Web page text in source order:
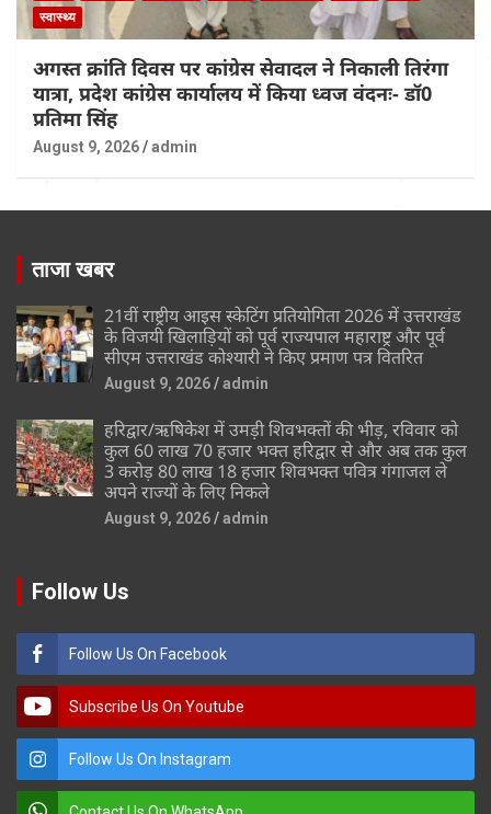
स्वास्थ्य
अगस्त क्रांति दिवस पर कांग्रेस सेवादल ने निकाली तिरंगा
यात्रा, प्रदेश कांग्रेस कार्यालय में किया ध्वज वंदनः- डॉ0
प्रतिमा सिंह
August 9, 2026 admin
ताजा खबर
21वीं राष्ट्रीय आइस स्केटिंग प्रतियोगिता 2026 में उत्तराखंड
के विजयी खिलाड़ियों को पूर्व राज्यपाल महाराष्ट्र और पूर्व
सीएम उत्तराखंड कोश्यारी ने किए प्रमाण पत्र वितरित
August 9, 2026 admin
हरिद्वार/ऋषिकेश में उमड़ी शिवभक्तों की भीड़, रविवार को
कुल 60 लाख 70 हजार भक्त हरिद्वार से और अब तक कुल
3 करोड़ 80 लाख 18 हजार शिवभक्त पवित्र गंगाजल ले
अपने राज्यों के लिए निकले
August 9, 2026 admin
Follow Us
Follow Us On Facebook
Subscribe Us On Youtube
Follow Us On Instagram